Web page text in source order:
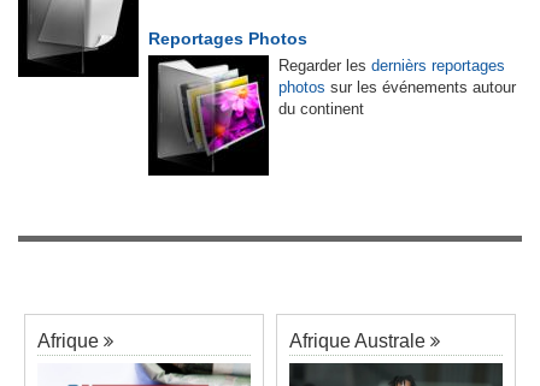
Reportages Photos
Regarder les dernièrs reportages
photos sur les événements autour
du continent
Afrique Afrique Australe